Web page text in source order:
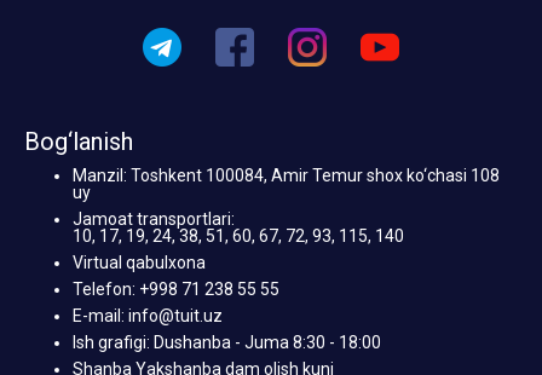
Bog‘lanish
Manzil: Toshkent 100084, Amir Temur shox ko‘chasi 108
uy
Jamoat transportlari:
10, 17, 19, 24, 38, 51, 60, 67, 72, 93, 115, 140
Virtual qabulxona
Telefon: +998 71 238 55 55
E-mail: info@tuit.uz
Ish grafigi: Dushanba - Juma 8:30 - 18:00
Shanba Yakshanba dam olish kuni